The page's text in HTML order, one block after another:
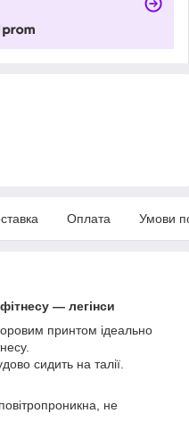
Оплата Умови
— легінси
принтом ідеально
сидить на талії.
не